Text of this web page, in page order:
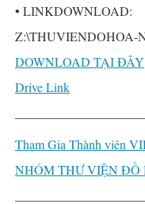
• LINKDOWNLOAD:
Z:\THUVIENDOHOA-
DOWNLOAD TẠI ĐÂY
Drive Link
Tham Gia Thành viên
NHÓM THƯ VIỆN ĐỒ